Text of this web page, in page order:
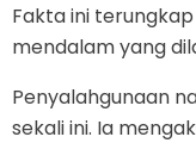
Fakta ini
mendalam yang
Penyalahgunaan
sekali ini. Ia